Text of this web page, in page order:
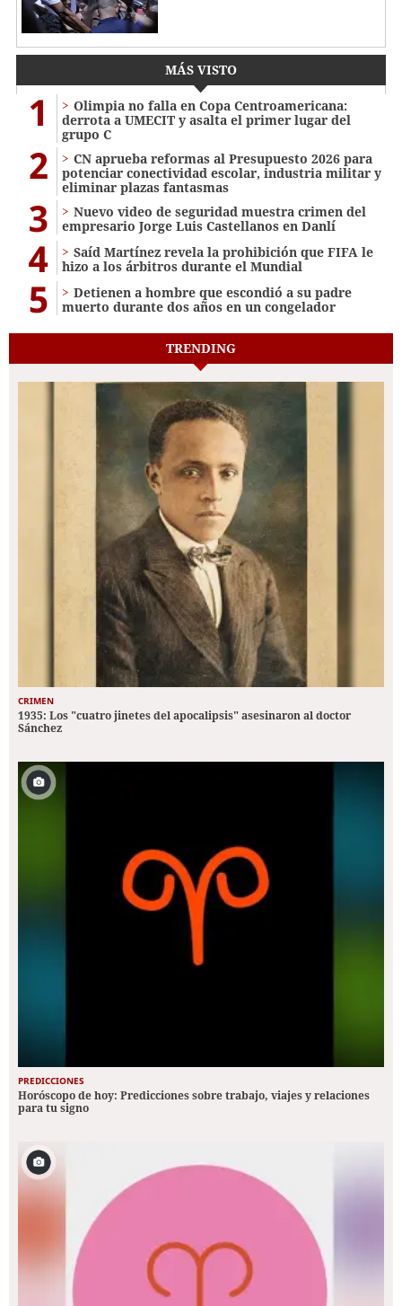
MÁS VISTO
1
Olimpia no falla en Copa Centroamericana:
derrota a UMECIT y asalta el primer lugar del
grupo C
2
CN aprueba reformas al Presupuesto 2026 para
potenciar conectividad escolar, industria militar y
eliminar plazas fantasmas
3
Nuevo video de seguridad muestra crimen del
empresario Jorge Luis Castellanos en Danlí
4
Saíd Martínez revela la prohibición que FIFA le
hizo a los árbitros durante el Mundial
5
Detienen a hombre que escondió a su padre
muerto durante dos años en un congelador
TRENDING
CRIMEN
1935: Los "cuatro jinetes del apocalipsis" asesinaron al doctor
Sánchez
PREDICCIONES
Horóscopo de hoy: Predicciones sobre trabajo, viajes y relaciones
para tu signo